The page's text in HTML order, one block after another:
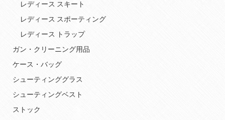
レディース スキート
レディース スポーティング
レディース トラップ
ガン・クリーニング用品
ケース・バッグ
シューティンググラス
シューティングベスト
ストック